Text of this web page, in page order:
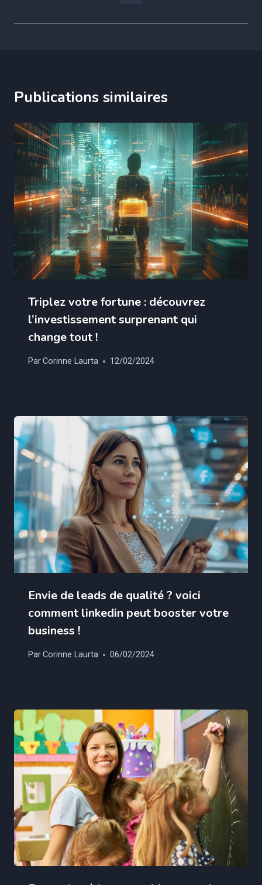
Publications similaires
Triplez votre fortune : découvrez
l’investissement surprenant qui
change tout !
ParCorinne Laurta 12/02/2024
Envie de leads de qualité ? voici
comment linkedin peut booster votre
business !
ParCorinne Laurta 06/02/2024